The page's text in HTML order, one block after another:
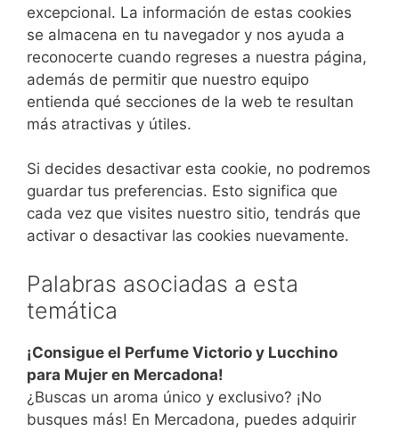
excepcional. La información de estas cookies
se almacena en tu navegador y nos ayuda a
reconocerte cuando regreses a nuestra página,
además de permitir que nuestro equipo
entienda qué secciones de la web te resultan
más atractivas y útiles.
Si decides desactivar esta cookie, no podremos
guardar tus preferencias. Esto significa que
cada vez que visites nuestro sitio, tendrás que
activar o desactivar las cookies nuevamente.
Palabras asociadas a esta
temática
¡Consigue el Perfume Victorio y Lucchino
para Mujer en Mercadona!
¿Buscas un aroma único y exclusivo? ¡No
busques más! En Mercadona, puedes adquirir